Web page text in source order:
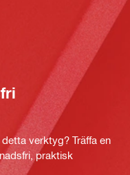
verktyg? Träffa en
praktisk